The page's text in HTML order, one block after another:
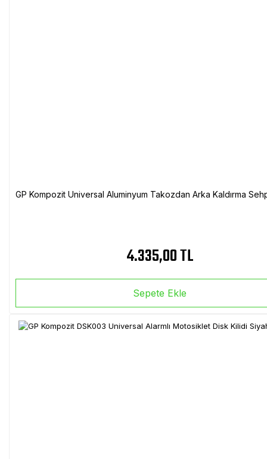
GP Kompozit Universal Aluminyum Takozdan Arka Kaldırma
4.335,00 TL
Sepete Ekle